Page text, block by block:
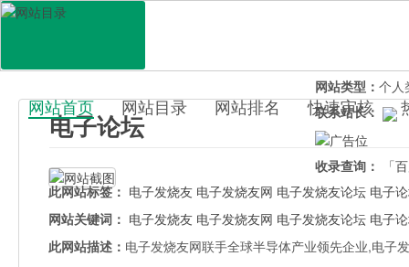
百科目录
网站首页 网站目录 网站排名 快速审核
电子论坛
网站类型： 个人
联系站长：
收录查询：
「
此网站标签： 电子发烧友 电子发烧友网 电子发烧友论坛 电子
网站关键词： 电子发烧友 电子发烧友网 电子发烧友论坛 电子
此网站描述： 电子发烧友网联手全球半导体产业领先企业,电子